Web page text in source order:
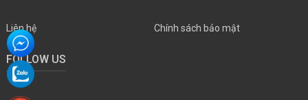
Liên hệ Chính sách bảo mật
FOLLOW US